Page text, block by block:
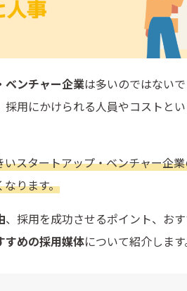
ベンチャー企業は多いのではない
用にかけられる人員やコストと
スタートアップ・ベンチャー企
ります。
、採用を成功させるポイント、お
すめの採用媒体について紹介します